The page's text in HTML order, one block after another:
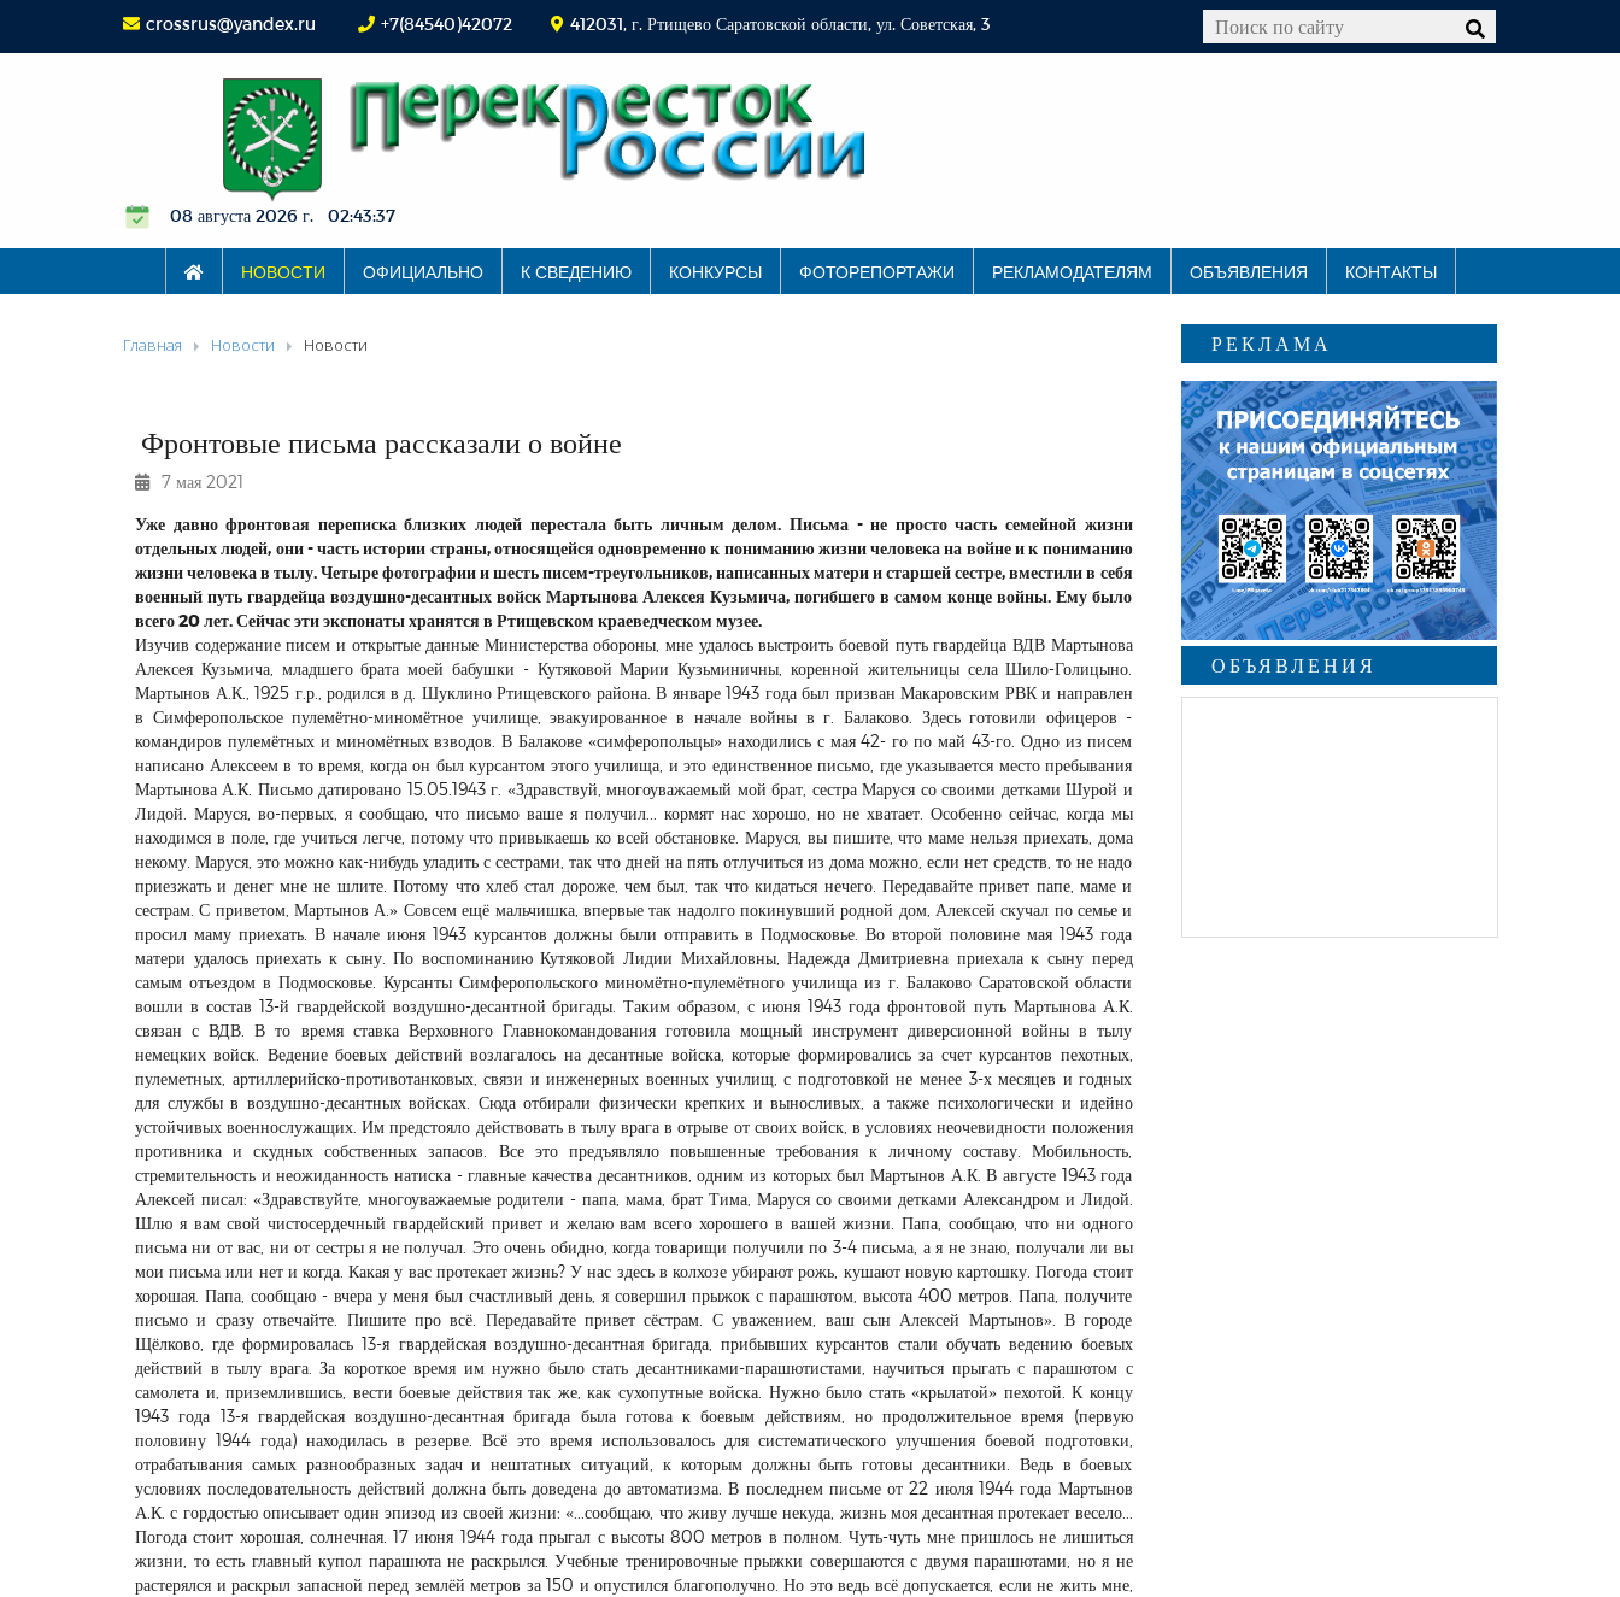
crossrus@yandex.ru +7(84540)42072 412031, г. Ртищево Саратовской области, ул. Советская, 3
08 августа 2026 г. 02:43:38
НОВОСТИ ОФИЦИАЛЬНО К СВЕДЕНИЮ КОНКУРСЫ ФОТОРЕПОРТАЖИ РЕКЛАМОДАТЕЛЯМ ОБЪЯВЛЕНИЯ КОНТАКТЫ
Главная Новости Новости
Фронтовые письма рассказали о войне
7 мая 2021
Уже давно фронтовая переписка близких людей перестала быть личным делом. Письма - не просто часть семейной жизни
отдельных людей, они - часть истории страны, относящейся одновременно к пониманию жизни человека на войне и к пониманию
жизни человека в тылу. Четыре фотографии и шесть писем-треугольников, написанных матери и старшей сестре, вместили в себя
военный путь гвардейца воздушно-десантных войск Мартынова Алексея Кузьмича, погибшего в самом конце войны. Ему было
всего 20 лет. Сейчас эти экспонаты хранятся в Ртищевском краеведческом музее.
Изучив содержание писем и открытые данные Министерства обороны, мне удалось выстроить боевой путь гвардейца ВДВ Мартынова
Алексея Кузьмича, младшего брата моей бабушки - Кутяковой Марии Кузьминичны, коренной жительницы села Шило-Голицыно.
Мартынов А.К., 1925 г.р., родился в д. Шуклино Ртищевского района. В январе 1943 года был призван Макаровским РВК и направлен
в Симферопольское пулемётно-миномётное училище, эвакуированное в начале войны в г. Балаково. Здесь готовили офицеров -
командиров пулемётных и миномётных взводов. В Балакове «симферопольцы» находились с мая 42- го по май 43-го. Одно из писем
написано Алексеем в то время, когда он был курсантом этого училища, и это единственное письмо, где указывается место пребывания
Мартынова А.К. Письмо датировано 15.05.1943 г. «Здравствуй, многоуважаемый мой брат, сестра Маруся со своими детками Шурой и
Лидой. Маруся, во-первых, я сообщаю, что письмо ваше я получил... кормят нас хорошо, но не хватает. Особенно сейчас, когда мы
находимся в поле, где учиться легче, потому что привыкаешь ко всей обстановке. Маруся, вы пишите, что маме нельзя приехать, дома
некому. Маруся, это можно как-нибудь уладить с сестрами, так что дней на пять отлучиться из дома можно, если нет средств, то не надо
приезжать и денег мне не шлите. Потому что хлеб стал дороже, чем был, так что кидаться нечего. Передавайте привет папе, маме и
сестрам. С приветом, Мартынов А.» Совсем ещё мальчишка, впервые так надолго покинувший родной дом, Алексей скучал по семье и
просил маму приехать. В начале июня 1943 курсантов должны были отправить в Подмосковье. Во второй половине мая 1943 года
матери удалось приехать к сыну. По воспоминанию Кутяковой Лидии Михайловны, Надежда Дмитриевна приехала к сыну перед
самым отъездом в Подмосковье. Курсанты Симферопольского миномётно-пулемётного училища из г. Балаково Саратовской области
вошли в состав 13-й гвардейской воздушно-десантной бригады. Таким образом, с июня 1943 года фронтовой путь Мартынова А.К.
связан с ВДВ. В то время ставка Верховного Главнокомандования готовила мощный инструмент диверсионной войны в тылу
немецких войск. Ведение боевых действий возлагалось на десантные войска, которые формировались за счет курсантов пехотных,
пулеметных, артиллерийско-противотанковых, связи и инженерных военных училищ, с подготовкой не менее 3-х месяцев и годных
для службы в воздушно-десантных войсках. Сюда отбирали физически крепких и выносливых, а также психологически и идейно
устойчивых военнослужащих. Им предстояло действовать в тылу врага в отрыве от своих войск, в условиях неочевидности положения
противника и скудных собственных запасов. Все это предъявляло повышенные требования к личному составу. Мобильность,
стремительность и неожиданность натиска - главные качества десантников, одним из которых был Мартынов А.К. В августе 1943 года
Алексей писал: «Здравствуйте, многоуважаемые родители - папа, мама, брат Тима, Маруся со своими детками Александром и Лидой.
Шлю я вам свой чистосердечный гвардейский привет и желаю вам всего хорошего в вашей жизни. Папа, сообщаю, что ни одного
письма ни от вас, ни от сестры я не получал. Это очень обидно, когда товарищи получили по 3-4 письма, а я не знаю, получали ли вы
мои письма или нет и когда. Какая у вас протекает жизнь? У нас здесь в колхозе убирают рожь, кушают новую картошку. Погода стоит
хорошая. Папа, сообщаю - вчера у меня был счастливый день, я совершил прыжок с парашютом, высота 400 метров. Папа, получите
письмо и сразу отвечайте. Пишите про всё. Передавайте привет сёстрам. С уважением, ваш сын Алексей Мартынов». В городе
Щёлково, где формировалась 13-я гвардейская воздушно-десантная бригада, прибывших курсантов стали обучать ведению боевых
действий в тылу врага. За короткое время им нужно было стать десантниками-парашютистами, научиться прыгать с парашютом с
самолета и, приземлившись, вести боевые действия так же, как сухопутные войска. Нужно было стать «крылатой» пехотой. К концу
1943 года 13-я гвардейская воздушно-десантная бригада была готова к боевым действиям, но продолжительное время (первую
половину 1944 года) находилась в резерве. Всё это время использовалось для систематического улучшения боевой подготовки,
отрабатывания самых разнообразных задач и нештатных ситуаций, к которым должны быть готовы десантники. Ведь в боевых
условиях последовательность действий должна быть доведена до автоматизма. В последнем письме от 22 июля 1944 года Мартынов
А.К. с гордостью описывает один эпизод из своей жизни: «...сообщаю, что живу лучше некуда, жизнь моя десантная протекает весело...
Погода стоит хорошая, солнечная. 17 июня 1944 года прыгал с высоты 800 метров в полном. Чуть-чуть мне пришлось не лишиться
жизни, то есть главный купол парашюта не раскрылся. Учебные тренировочные прыжки совершаются с двумя парашютами, но я не
растерялся и раскрыл запасной перед землёй метров за 150 и опустился благополучно. Но это ведь всё допускается, если не жить мне,
РЕКЛАМА
ОБЪЯВЛЕНИЯ